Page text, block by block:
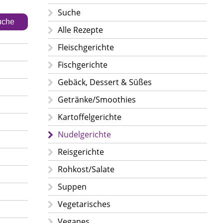
Suche
Alle Rezepte
Fleischgerichte
Fischgerichte
Gebäck, Dessert & Süßes
Getränke/Smoothies
Kartoffelgerichte
Nudelgerichte
Reisgerichte
Rohkost/Salate
Suppen
Vegetarisches